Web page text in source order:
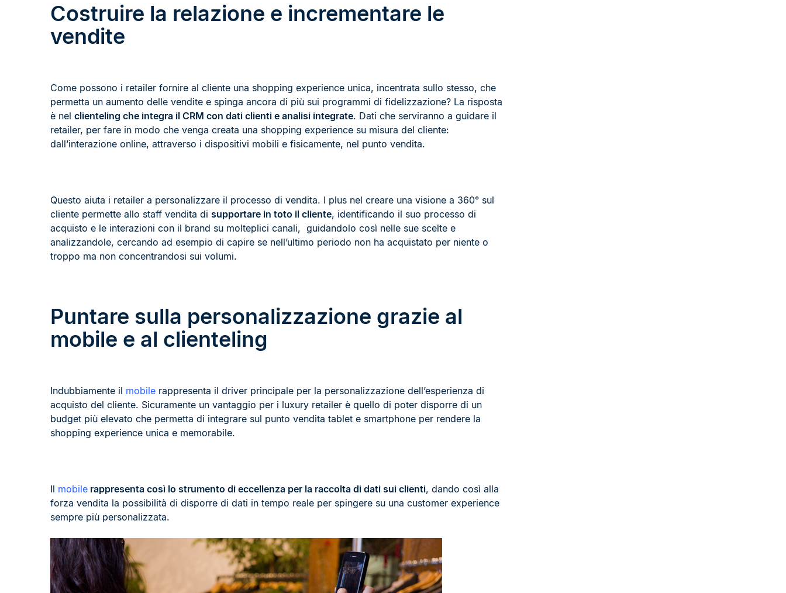
Costruire la relazione e incrementare le
vendite
Come possono i retailer fornire al cliente una shopping experience unica, incentrata sullo stesso, che
permetta un aumento delle vendite e spinga ancora di più sui programmi di fidelizzazione? La risposta
è nel clienteling che integra il CRM con dati clienti e analisi integrate. Dati che serviranno a guidare il
retailer, per fare in modo che venga creata una shopping experience su misura del cliente:
dall’interazione online, attraverso i dispositivi mobili e fisicamente, nel punto vendita.
Questo aiuta i retailer a personalizzare il processo di vendita. I plus nel creare una visione a 360° sul
cliente permette allo staff vendita di supportare in toto il cliente, identificando il suo processo di
acquisto e le interazioni con il brand su molteplici canali, guidandolo così nelle sue scelte e
analizzandole, cercando ad esempio di capire se nell’ultimo periodo non ha acquistato per niente o
troppo ma non concentrandosi sui volumi.
Puntare sulla personalizzazione grazie al
mobile e al clienteling
Indubbiamente il mobile rappresenta il driver principale per la personalizzazione dell’esperienza di
acquisto del cliente. Sicuramente un vantaggio per i luxury retailer è quello di poter disporre di un
budget più elevato che permetta di integrare sul punto vendita tablet e smartphone per rendere la
shopping experience unica e memorabile.
Il mobile rappresenta così lo strumento di eccellenza per la raccolta di dati sui clienti, dando così alla
forza vendita la possibilità di disporre di dati in tempo reale per spingere su una customer experience
sempre più personalizzata.